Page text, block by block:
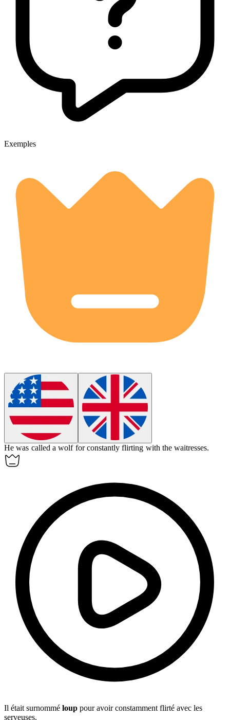
Exemples
He was called awolf for constantly flirting with the waitresses.
Il était surnommé loup pour avoir constamment flirté avec les
serveuses.